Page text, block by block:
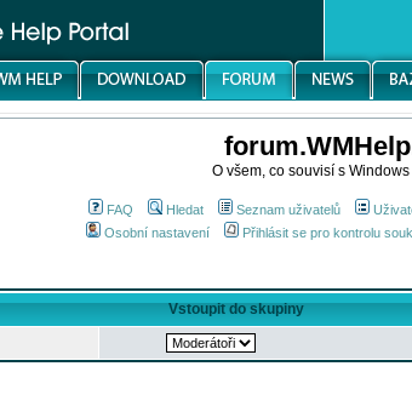
O všem, co souvisí s
FAQ Hledat Seznam uživatelů
Osobní nastavení
Přihlásit se pro kontrolu
Vstoupit do skupiny